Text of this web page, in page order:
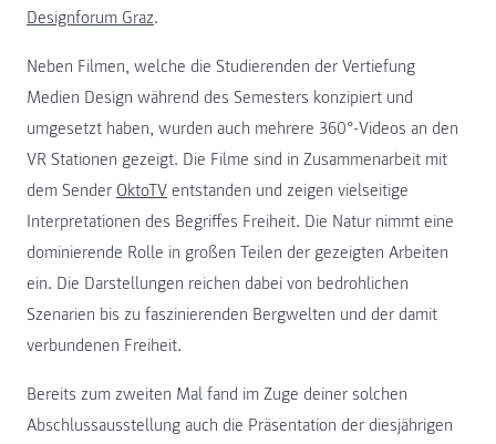
Designforum Graz.
Neben Filmen, welche die Studierenden der Vertiefung
Medien Design während des Semesters konzipiert und
umgesetzt haben, wurden auch mehrere 360°-Videos an den
VR Stationen gezeigt. Die Filme sind in Zusammenarbeit mit
dem Sender OktoTV entstanden und zeigen vielseitige
Interpretationen des Begriffes Freiheit. Die Natur nimmt eine
dominierende Rolle in großen Teilen der gezeigten Arbeiten
ein. Die Darstellungen reichen dabei von bedrohlichen
Szenarien bis zu faszinierenden Bergwelten und der damit
verbundenen Freiheit.
Bereits zum zweiten Mal fand im Zuge deiner solchen
Abschlussausstellung auch die Präsentation der diesjährigen